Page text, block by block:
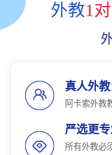
外教1
真人外教
阿卡索外教
严选更
所有外教必